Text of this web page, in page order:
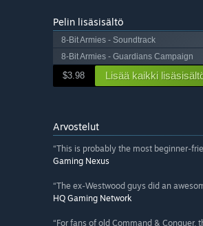
Pelin lisäsisältö
8-Bit Armies - Soundtrack
8-Bit Armies - Guardians Campaign
$3.98 Lisää kaikki
Arvostelut
“This is probably the most beginner-
Gaming Nexus
“The ex-Westwood guys did an
HQ Gaming Network
“For fans of old Command &